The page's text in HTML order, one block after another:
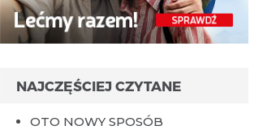
NAJCZĘŚCIEJ CZYTANE
OTO NOWY SPOSÓB